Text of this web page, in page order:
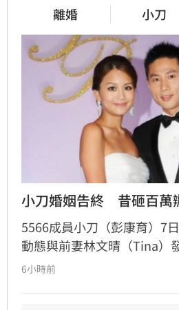
離婚 小刀
小刀婚姻告終　昔砸百萬
5566成員小刀（彭康育）7
動態與前妻林文晴（Tina）
兩人已結束14年婚姻。聲明
6小時前